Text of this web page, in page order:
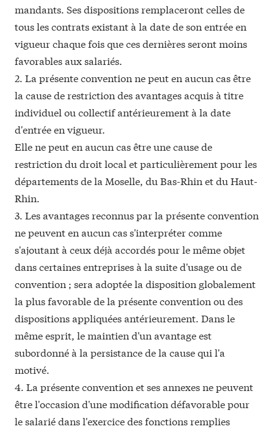
mandants. Ses dispositions remplaceront celles de
tous les contrats existant à la date de son entrée en
vigueur chaque fois que ces dernières seront moins
favorables aux salariés.
2. La présente convention ne peut en aucun cas être
la cause de restriction des avantages acquis à titre
individuel ou collectif antérieurement à la date
d'entrée en vigueur.
Elle ne peut en aucun cas être une cause de
restriction du droit local et particulièrement pour les
départements de la Moselle, du Bas-Rhin et du Haut-
Rhin.
3. Les avantages reconnus par la présente convention
ne peuvent en aucun cas s'interpréter comme
s'ajoutant à ceux déjà accordés pour le même objet
dans certaines entreprises à la suite d'usage ou de
convention ; sera adoptée la disposition globalement
la plus favorable de la présente convention ou des
dispositions appliquées antérieurement. Dans le
même esprit, le maintien d'un avantage est
subordonné à la persistance de la cause qui l'a
motivé.
4. La présente convention et ses annexes ne peuvent
être l'occasion d'une modification défavorable pour
le salarié dans l'exercice des fonctions remplies